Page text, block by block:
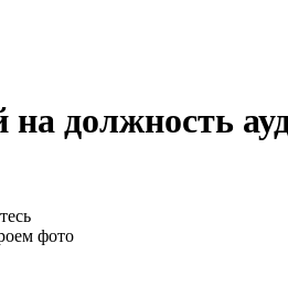
на должность
фото